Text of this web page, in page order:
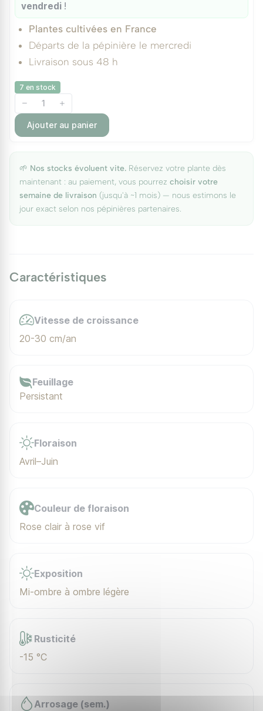
vendredi !
Plantes cultivées en France
Départs de la pépinière le mercredi
Livraison sous 48 h
7 en stock
Ajouter au panier
🌱 Nos stocks évoluent vite. Réservez votre plante dès
maintenant : au paiement, vous pourrez choisir votre
semaine de livraison (jusqu'à ~1 mois) — nous estimons le
jour exact selon nos pépinières partenaires.
Caractéristiques
Vitesse de croissance
20-30 cm/an
Feuillage
Persistant
Floraison
Avril–Juin
Couleur de floraison
Rose clair à rose vif
Exposition
Mi-ombre à ombre légère
Rusticité
-15 °C
Arrosage (sem.)